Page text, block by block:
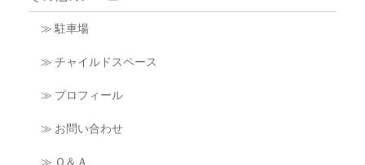
≫ 駐車場
≫ チャイルドスペース
≫ プロフィール
≫ お問い合わせ
≫ Ｑ＆Ａ